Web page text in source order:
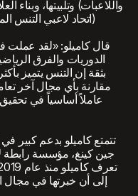
واللاعبات) وتلبيتها، وبناء
(اتحاد لاعبي التنس
قال كاميلو: «لقد عملت
الدوريات والفرق
بثقة إن التنس يتميز
مقارنة بأي مجال آخر
عاملاً أساسياً في
تتمتع كاميلو بدعم كبير
إلى أن خبرتها في مجال